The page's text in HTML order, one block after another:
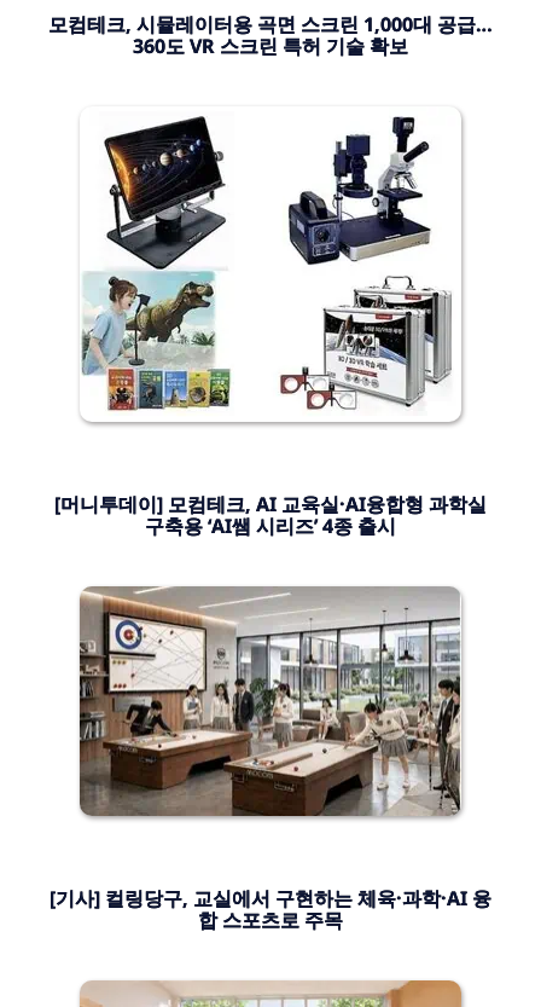
모컴테크, 시뮬레이터용 곡면 스크린 1,000대 공급…
360도 VR 스크린 특허 기술 확보
[머니투데이] 모컴테크, AI 교육실·AI융합형 과학실
구축용 ‘AI쌤 시리즈’ 4종 출시
[기사] 컬링당구, 교실에서 구현하는 체육·과학·AI 융
합 스포츠로 주목